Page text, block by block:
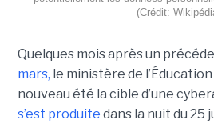
(Crédit:
Quelques mois après un
mars, le ministère de
nouveau été la cible d’une
s’est produite dans la nuit du 25